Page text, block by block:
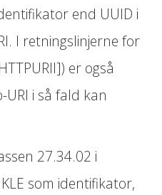
end UUID i
I retningslinjerne for
er også
i så fald kan
27.34.02 i
som identifikator,